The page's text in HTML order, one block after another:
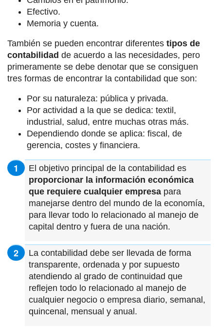
Efectivo.
Memoria y cuenta.
También se pueden encontrar diferentes tipos de
contabilidad de acuerdo a las necesidades, pero
primeramente se debe denotar que se consiguen
tres formas de encontrar la contabilidad que son:
Por su naturaleza: pública y privada.
Por actividad a la que se dedica: textil,
industrial, salud, entre muchas otras más.
Dependiendo donde se aplica: fiscal, de
gerencia, costes y financiera.
El objetivo principal de la contabilidad es
proporcionar la información económica
que requiere cualquier empresa para
manejarse dentro del mundo de la economía,
para llevar todo lo relacionado al manejo de
capital dentro y fuera de una nación.
La contabilidad debe ser llevada de forma
transparente, ordenada y por supuesto
atendiendo al grado de continuidad que
reflejen todo lo relacionado al manejo de
cualquier negocio o empresa diario, semanal,
quincenal, mensual y anual.